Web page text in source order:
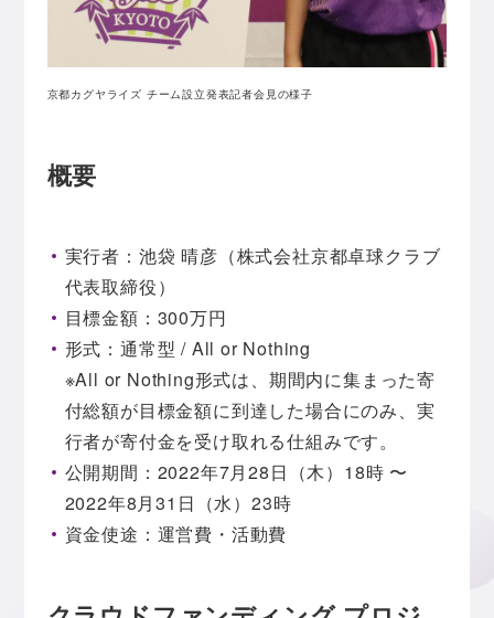
京都カグヤライズ チーム設立発表記者会見の様子
概要
実行者：池袋 晴彦（株式会社京都卓球クラブ
代表取締役）
目標金額：300万円
形式：通常型 / All or Nothing
※All or Nothing形式は、期間内に集まった寄
付総額が目標金額に到達した場合にのみ、実
行者が寄付金を受け取れる仕組みです。
公開期間：2022年7月28日（木）18時 〜
2022年8月31日（水）23時
資金使途：運営費・活動費